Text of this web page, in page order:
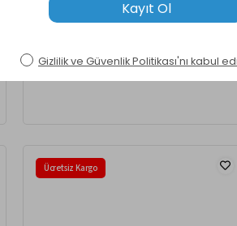
Haegs Masa Altı Saklama Filesi, Kamp için
Masa Altı Eşya Depolama, Düzenleyici
599,00 TL
Ücretsiz Kargo